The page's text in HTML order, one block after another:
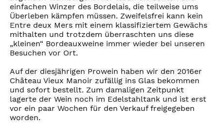
einfachen Winzer des Bordelais, die teilweise ums
Überleben kämpfen müssen. Zweifelsfrei kann kein
Entre deux Mers mit einem klassifiziertem Gewächs
mithalten und trotzdem überraschten uns diese
„kleinen“ Bordeauxweine immer wieder bei unseren
Besuchen vor Ort.
Auf der diesjährigen Prowein haben wir den 2016er
Château Vieux Manoir zufällig ins Glas bekommen
und sofort bestellt. Zum damaligen Zeitpunkt
lagerte der Wein noch im Edelstahltank und ist erst
vor ein paar Wochen für den Verkauf freigegeben
worden.